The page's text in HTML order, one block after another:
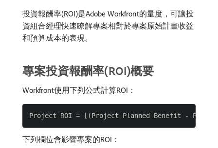
投資報酬率(ROI)是Adobe Workfront的量度，可讓投
資組合經理快速瞭解專案相對於專案原始計畫收益
和預算成本的表現。
專案投資報酬率(ROI)概要
Workfront使用下列公式計算ROI：
下列欄位會影響專案的ROI：